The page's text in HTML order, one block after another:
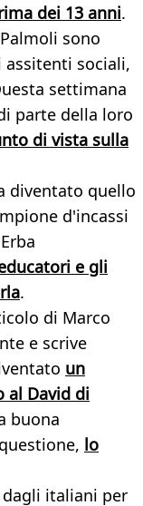
dei 13 anni.
sono
sociali,
settimana
parte della loro
di vista sulla
diventato quello
d'incassi
e gli
.
di Marco
e scrive
un
al David di
buona
lo
dagli italiani per